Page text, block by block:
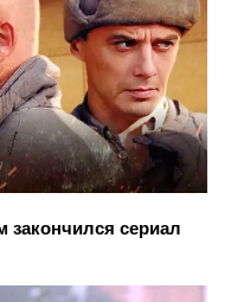
закончился сериал